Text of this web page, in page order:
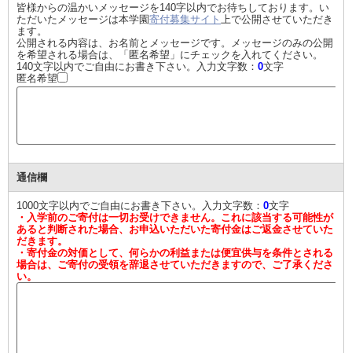
皆様からの温かいメッセージを140字以内でお待ちしております。い
ただいたメッセージは本学園寄付募集サイト 上で公開させていただき
ます。
公開される内容は、お名前とメッセージです。メッセージのみの公開
を希望される場合は、「匿名希望」にチェックを入れてください。
140文字以内でご自由にお書き下さい。入力文字数： 0文字
匿名希望
通信欄
1000文字以内でご自由にお書き下さい。入力文字数： 0文字
・入学前のご寄付は一切お受けできません。これに該当する可能性が
あると判断された場合、お申込いただいた寄付金はご返金させていた
だきます。
・寄付金の対価として、何らかの利益または便宜供与を条件とされる
場合は、ご寄付の受領を辞退させていただきますので、ご了承くださ
い。